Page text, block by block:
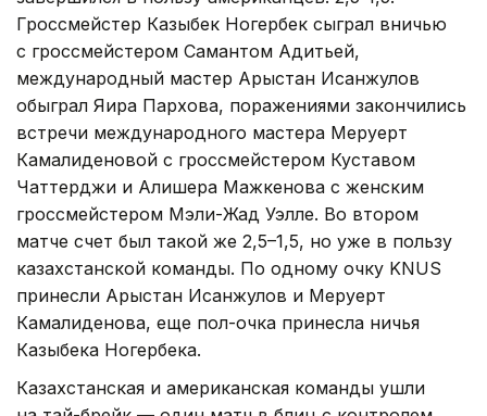
Гроссмейстер Казыбек Ногербек сыграл вничью
с гроссмейстером Самантом Адитьей,
международный мастер Арыстан Исанжулов
обыграл Яира Пархова, поражениями закончились
встречи международного мастера Меруерт
Камалиденовой с гроссмейстером Куставом
Чаттерджи и Алишера Мажкенова с женским
гроссмейстером Мэли-Жад Уэлле. Во втором
матче счет был такой же 2,5–1,5, но уже в пользу
казахстанской команды. По одному очку KNUS
принесли Арыстан Исанжулов и Меруерт
Камалиденова, еще пол-очка принесла ничья
Казыбека Ногербека.
Казахстанская и американская команды ушли